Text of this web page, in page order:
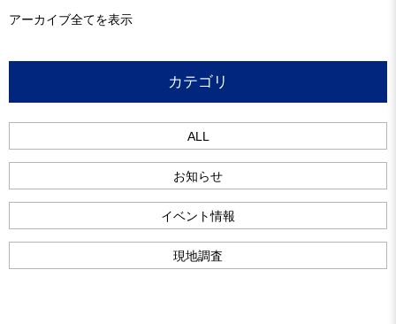
アーカイブ全てを表示
カテゴリ
ALL
お知らせ
イベント情報
現地調査